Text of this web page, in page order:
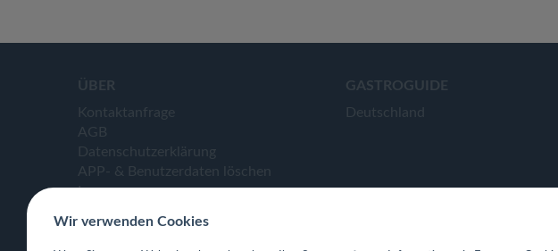
ÜBER
Kontaktanfrage
AGB
Datenschutzerklärung
APP- & Benutzerdaten löschen
Impressum
GASTROGUIDE
Deutschland
Wir verwenden Cookies